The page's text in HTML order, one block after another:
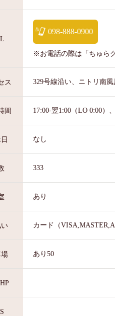
098-888-0900
※お電話の際は「ちゅら
ス 329号線沿い、ニトリ南風
間 17:00-翌1:00（LO 0:00）
なし
333
あり
カード（
あり50